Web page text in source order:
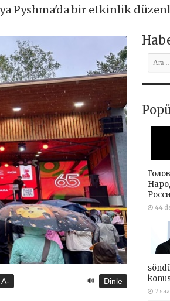
Pyshma'da bir etkinlik
A- 🔊 Dinle
44
7